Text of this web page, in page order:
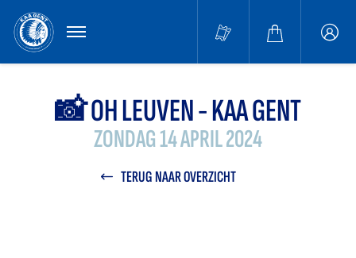
MENU
📸 OH LEUVEN - KAA GENT
ZONDAG 14 APRIL 2024
TERUG NAAR OVERZICHT